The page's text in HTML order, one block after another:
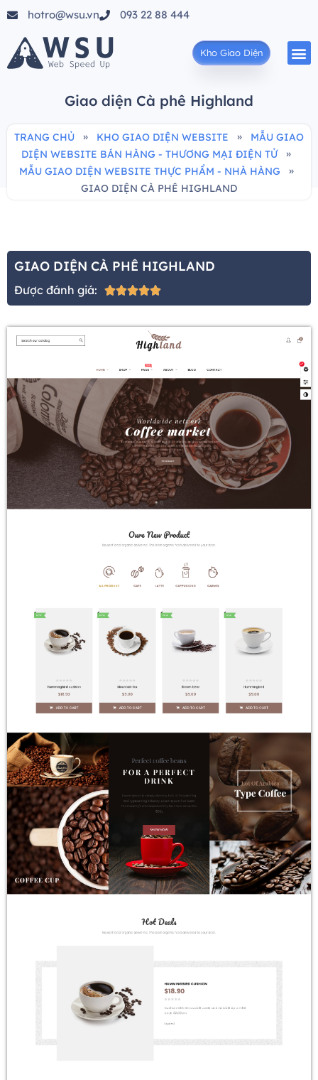
hotro@wsu.vn 093 22 88 444
Kho Giao Diện
Giao diện Cà phê Highland
TRANG CHỦ » KHO GIAO DIỆN WEBSITE »
MẪU GIAO
DIỆN WEBSITE BÁN HÀNG - THƯƠNG MẠI ĐIỆN TỬ
»
MẪU GIAO DIỆN WEBSITE THỰC PHẨM - NHÀ HÀNG
»
GIAO DIỆN CÀ PHÊ HIGHLAND
GIAO DIỆN CÀ PHÊ HIGHLAND
Được đánh giá: 